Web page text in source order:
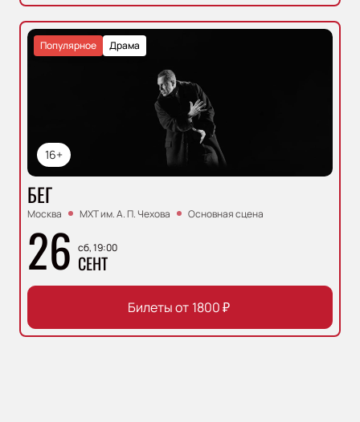
16+
Драма
Популярное
БЕГ
Москва МХТ им. А. П. Чехова Основная сцена
26 сб, 19:00
СЕНТ
Билеты от 1800₽